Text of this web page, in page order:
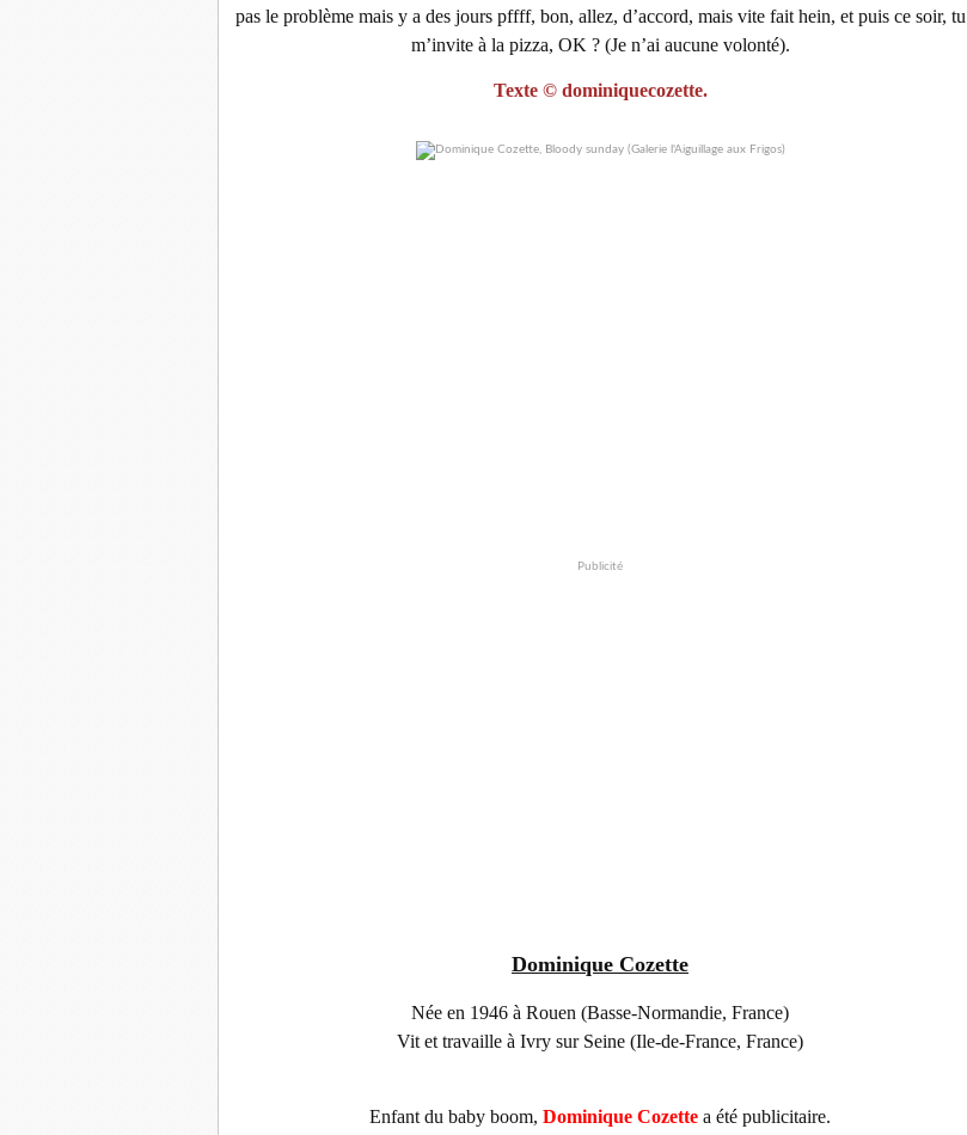
pas le problème mais y a des jours pffff, bon, allez, d’accord, mais vite fait hein, et puis ce soir, tu
m’invite à la pizza, OK ? (Je n’ai aucune volonté).
Texte © dominiquecozette.
Publicité
Dominique Cozette
Née en 1946 à Rouen (Basse-Normandie, France)
Vit et travaille à Ivry sur Seine (Ile-de-France, France)
Enfant du baby boom, Dominique Cozette a été publicitaire.